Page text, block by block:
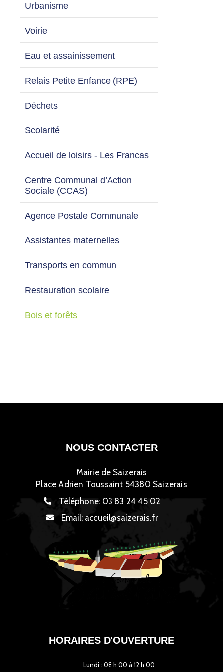
Urbanisme
Voirie
Eau et assainissement
Relais Petite Enfance (RPE)
Déchets
Scolarité
Accueil de loisirs - Les Francas
Centre Communal d’Action
Sociale (CCAS)
Agence Postale Communale
Assistantes maternelles
Transports en commun
Restauration scolaire
Bois et forêts
NOUS CONTACTER
Mairie de Saizerais
Place Adrien Toussaint 54380 Saizerais
Téléphone: 03 83 24 45 02
Email: accueil@saizerais.fr
HORAIRES D'OUVERTURE
Lundi : 08 h 00 à 12 h 00